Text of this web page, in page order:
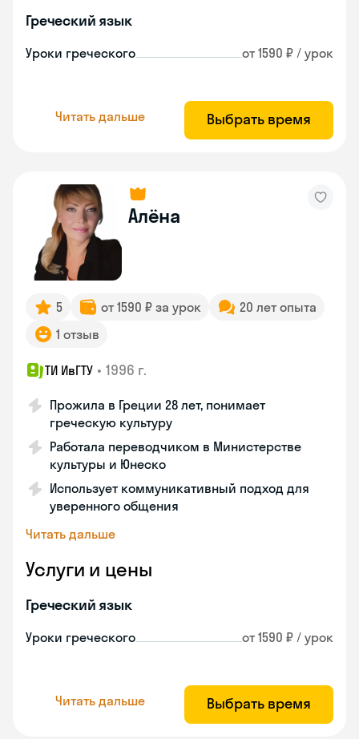
Греческий язык
Уроки греческого от 1590 ₽ / урок
Читать дальше Выбрать время
Алёна
5 от 1590 ₽ за урок
20 лет опыта
1 отзыв
ТИ ИвГТУ • 1996 г.
Прожила в Греции 28 лет, понимает
греческую культуру
Работала переводчиком в Министерстве
культуры и Юнеско
Использует коммуникативный подход для
уверенного общения
Читать дальше
Услуги и цены
Греческий язык
Уроки греческого от 1590 ₽ / урок
Читать дальше Выбрать время